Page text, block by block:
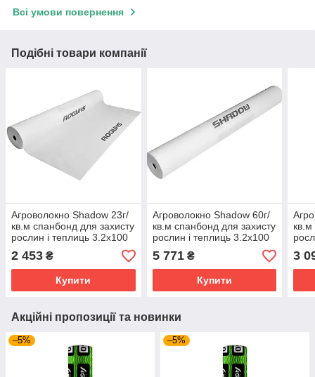
Всі умови повернення
Подібні товари компанії
Агроволокно Shadow 23г/
кв.м спанбонд для захисту
рослин і теплиць 3.2х100
м Білий
2 453 ₴
Купити
Агроволокно Shadow 60г/
кв.м спанбонд для захисту
рослин і теплиць 3.2х100
м Білий
5 771₴
Купити
кв.м
м
3
Акційні пропозиції та новинки
–5% –5%